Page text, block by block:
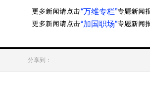
“万维专栏”
“加国职场”
分享到：